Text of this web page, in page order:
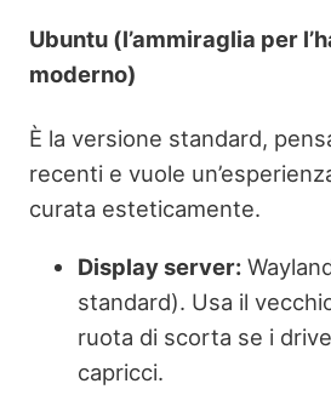
Ubuntu (l’ammiraglia per
moderno)
È la versione standard,
recenti e vuole
curata esteticamente.
Display server:
standard). Usa il
ruota di scorta se i
capricci.